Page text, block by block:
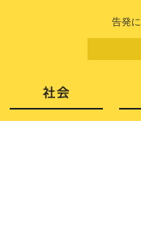
告発
スキャンダル